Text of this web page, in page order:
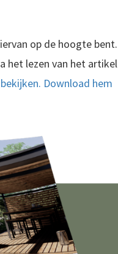
op de hoogte bent.
het lezen van het artikel
Download hem